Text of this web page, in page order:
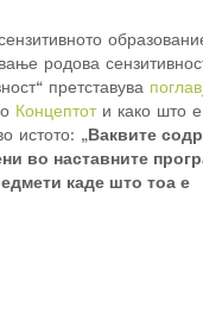
родова
претставува
Концептоти како што е
истото: „Ваквите
во наставните
каде што тоа е